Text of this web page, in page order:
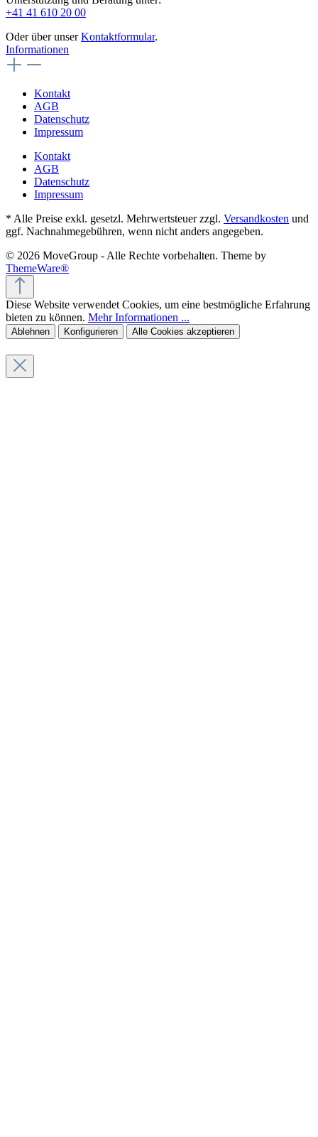
+41 41 610 20 00
Oder über unserKontaktformular.
Informationen
Kontakt
AGB
Datenschutz
Impressum
Kontakt
AGB
Datenschutz
Impressum
* Alle Preise exkl. gesetzl. Mehrwertsteuer zzgl. Versandkosten und
ggf. Nachnahmegebühren, wenn nicht anders angegeben.
© 2026 MoveGroup - Alle Rechte vorbehalten. Theme by
ThemeWare®
Diese Website verwendet Cookies, um eine bestmögliche Erfahrung
bieten zu können. Mehr Informationen ...
Ablehnen Konfigurieren Alle Cookies akzeptieren